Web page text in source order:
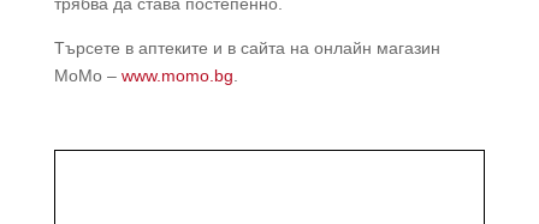
Търсете в аптеките и в сайта на онлайн магазин
МоМо – www.momo.bg